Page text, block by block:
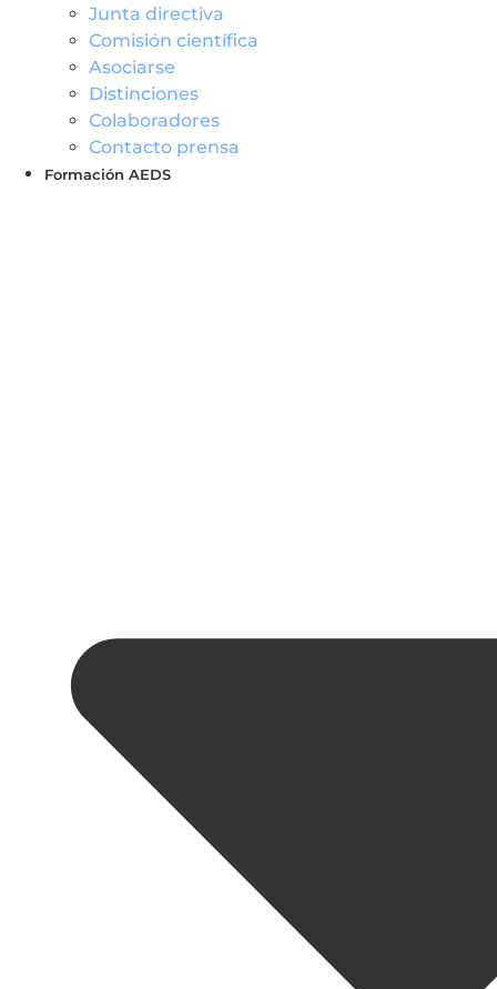
Junta directiva
Comisión científica
Asociarse
Distinciones
Colaboradores
Contacto prensa
Formación AEDS